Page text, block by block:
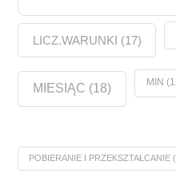
LICZ.WARUNKI (17)
MIESIĄC (18) MIN
POBIERANIE I PRZEKSZTAŁCANIE